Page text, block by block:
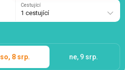
Cestující
1 cestující
so, 8 srp. ne, 9 srp.